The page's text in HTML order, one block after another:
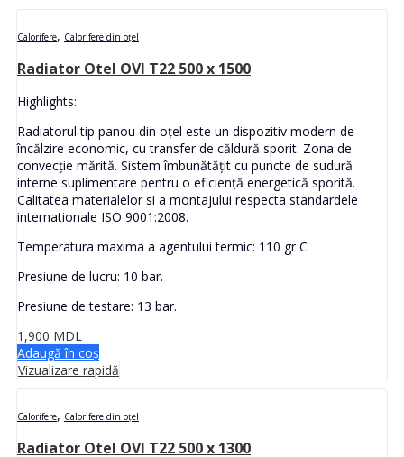
Calorifere, Calorifere din oțel
Radiator Otel OVI T22 500 x 1500
Highlights:
Radiatorul tip panou din oțel este un dispozitiv modern de
încălzire economic, cu transfer de căldură sporit. Zona de
convecție mărită. Sistem îmbunătățit cu puncte de sudură
interne suplimentare pentru o eficiență energetică sporită.
Calitatea materialelor si a montajului respecta standardele
internationale ISO 9001:2008.
Temperatura maxima a agentului termic: 110 gr C
Presiune de lucru: 10 bar.
Presiune de testare: 13 bar.
1,900 MDL
Adaugă în coș
Vizualizare rapidă
Calorifere, Calorifere din oțel
Radiator Otel OVI T22 500 x 1300